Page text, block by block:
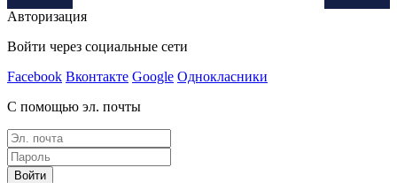
Авторизация
Войти через социальные сети
Facebook Вконтакте Google Однокласники
С помощью эл. почты
Войти